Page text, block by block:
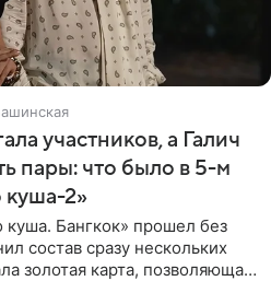
участников, а Галич
пары: что было в 5-м
куша-2»
Бангкок» прошел без
состав сразу нескольких
золотая карта, позволяющая